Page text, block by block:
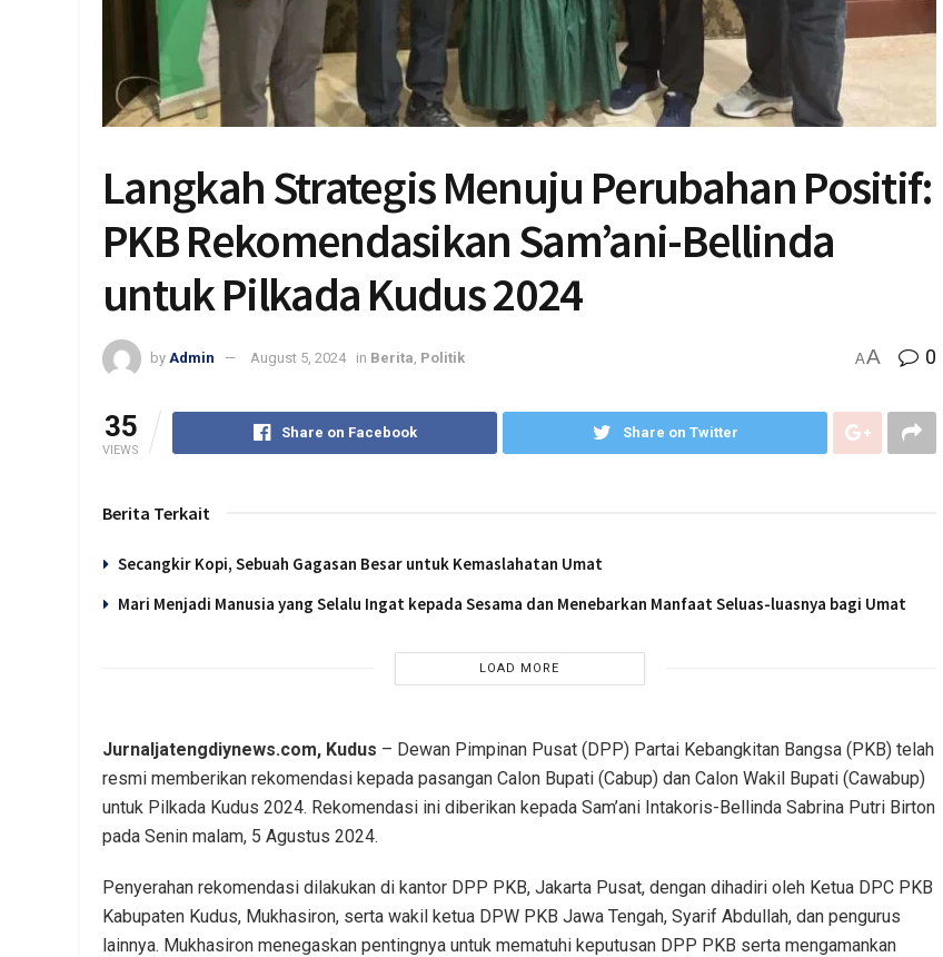
Langkah Strategis Menuju Perubahan Positif:
PKB Rekomendasikan Sam’ani-Bellinda
untuk Pilkada Kudus 2024
by Admin August 5, 2024 in Berita Politik AA 0
35
VIEWS
Share on Facebook Share on Twitter
Berita Terkait
Secangkir Kopi, Sebuah Gagasan Besar untuk Kemaslahatan Umat
Mari Menjadi Manusia yang Selalu Ingat kepada Sesama dan Menebarkan Manfaat Seluas-luasnya bagi Umat
LOAD MORE
Jurnaljatengdiynews.com, Kudus – Dewan Pimpinan Pusat (DPP) Partai Kebangkitan Bangsa (PKB) telah
resmi memberikan rekomendasi kepada pasangan Calon Bupati (Cabup) dan Calon Wakil Bupati (Cawabup)
untuk Pilkada Kudus 2024. Rekomendasi ini diberikan kepada Sam’ani Intakoris-Bellinda Sabrina Putri Birton
pada Senin malam, 5 Agustus 2024.
Penyerahan rekomendasi dilakukan di kantor DPP PKB, Jakarta Pusat, dengan dihadiri oleh Ketua DPC PKB
Kabupaten Kudus, Mukhasiron, serta wakil ketua DPW PKB Jawa Tengah, Syarif Abdullah, dan pengurus
lainnya. Mukhasiron menegaskan pentingnya untuk mematuhi keputusan DPP PKB serta mengamankan